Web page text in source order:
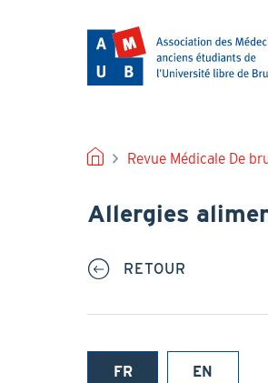
FIL
D'ARIANE
Revue Médicale De
Allergies
RETOUR
FR
EN